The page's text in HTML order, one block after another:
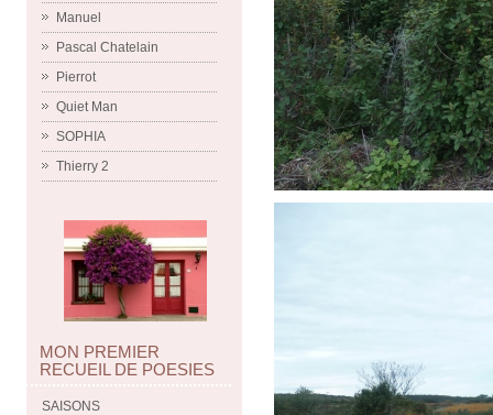
Manuel
Pascal Chatelain
Pierrot
Quiet Man
SOPHIA
Thierry 2
MON PREMIER
RECUEIL DE POESIES
SAISONS